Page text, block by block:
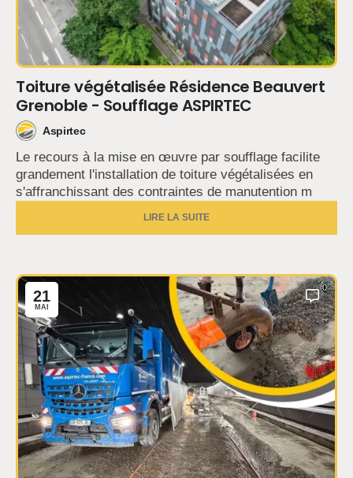
Toiture végétalisée Résidence Beauvert
Grenoble - Soufflage ASPIRTEC
Aspirtec
Le recours à la mise en œuvre par soufflage facilite
grandement l'installation de toiture végétalisées en
s'affranchissant des contraintes de manutention m
LIRE LA SUITE
21
MAI
0